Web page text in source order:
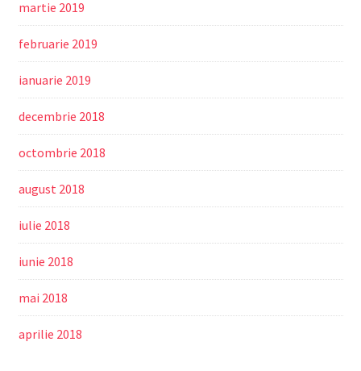
martie 2019
februarie 2019
ianuarie 2019
decembrie 2018
octombrie 2018
august 2018
iulie 2018
iunie 2018
mai 2018
aprilie 2018